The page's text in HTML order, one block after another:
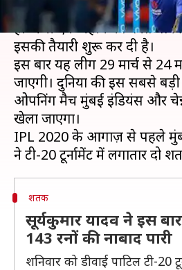
इंडियन प्रीमियर लीग के 13वें
ही अभी एक महीने का वक्त
इसकी तैयारी शुरू कर दी है।
इस बार यह लीग 29 मार्च से
जाएगी। दुनिया की इस सबसे
ओपनिंग मैच मुंबई इंडियंस और
खेला जाएगा।
IPL 2020 के आगाज़ से पहले
शतक
सूर्यकुमार यादव ने इस
143 रनों की नाबाद पारी
शनिवार को डीवाई पाटिल टी-20